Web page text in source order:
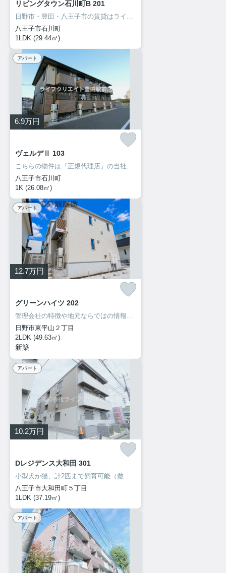
リビングタウン石川町B 201
日野市・豊田・八王子市の賃貸はライフクリエイト豊田駅前店へ♪ご来店・お問い合わせをお待ちしてます♪♪
八王子市石川町
1LDK (29.44㎡)
アパート
6.9万円
ヴェルデⅡ 103
こちらの物件は『正規代理店』の当社へお問い合わせください！ご来店・お問い合わせをお待ちしてます♪♪
八王子市石川町
1K (26.08㎡)
アパート
12.7万円
グリーンハイツ 202
管理会社の特徴や地元ならではの情報も当社ならお伝え出来ます！
日野市東平山２丁目
2LDK (49.63㎡)
新築
アパート
10.2万円
Dレジデンス大和田 301
小型犬か猫、計2匹まで飼育可能（敷金1ヶ月プラス）ネット無料
八王子市大和田町５丁目
1LDK (37.19㎡)
アパート